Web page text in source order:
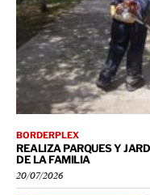
BORDERPLEX
REALIZA PARQUES Y
DE LA FAMILIA
20/07/2026